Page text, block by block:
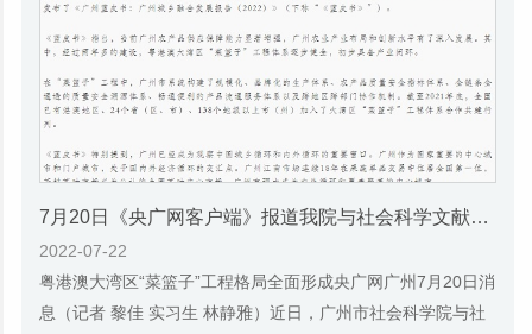
7月20日《央广网客户端》报道我院与社会科学文献出版社联合发布《广州蓝皮书：广州城乡融合发展报告(2022)》的媒体文章
2022-07-22
粤港澳大湾区“菜篮子”工程格局全面形成央广网广州7月20日消
息（记者 黎佳 实习生 林静雅）近日，广州市社会科学院与社